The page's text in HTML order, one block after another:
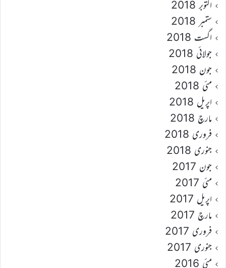
اکتوبر 2018
ستمبر 2018
اگست 2018
جولائی 2018
جون 2018
مئی 2018
اپریل 2018
مارچ 2018
فروری 2018
جنوری 2018
جون 2017
مئی 2017
اپریل 2017
مارچ 2017
فروری 2017
جنوری 2017
مئی 2016